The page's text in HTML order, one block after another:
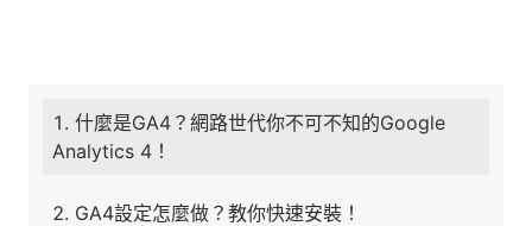
什麼是GA4？網路世代你不可不知的Google
Analytics 4！
GA4設定怎麼做？教你快速安裝！